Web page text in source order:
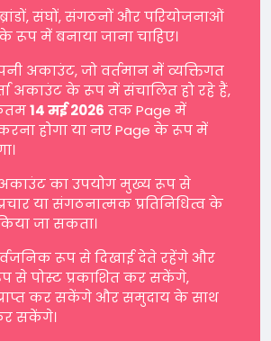
संघों, संगठनों और परियोजनाओं
रूप में बनाया जाना चाहिए।
अकाउंट, जो वर्तमान में व्यक्तिगत
अकाउंट के रूप में संचालित हो रहे हैं,
14 मई 2026 तक Page में
करना होगा या नए Page के रूप में
अकाउंट का उपयोग मुख्य रूप से
या संगठनात्मक प्रतिनिधित्व के
जा सकता।
रूप से दिखाई देते रहेंगे और
से पोस्ट प्रकाशित कर सकेंगे,
कर सकेंगे और समुदाय के साथ
सकेंगे।